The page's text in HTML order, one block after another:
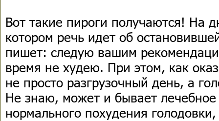
Вот такие пироги получаются! На
котором речь идет об
пишет: следую вашим
время не худею. При этом, как
не просто разгрузочный день, а
Не знаю, может и бывает
нормального похудения